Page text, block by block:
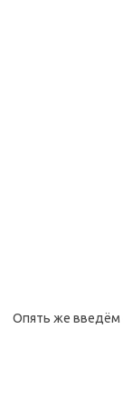
Опять же введём